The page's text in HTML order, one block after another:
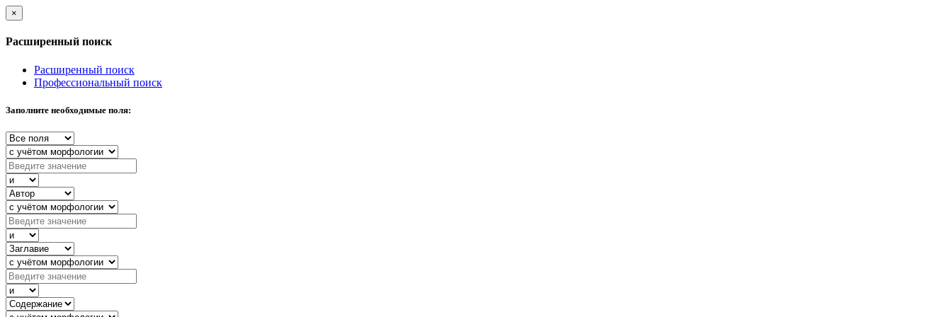
×
Расширенный поиск
Расширенный поиск
Профессиональный поиск
Заполните необходимые поля: